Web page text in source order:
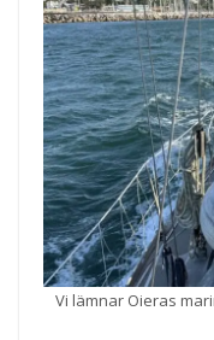
Vi lämnar Oieras